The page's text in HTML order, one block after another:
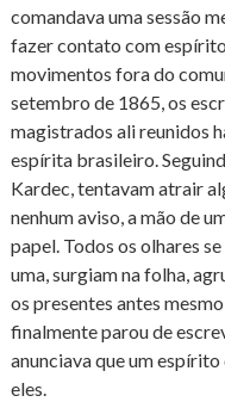
comandava uma sessão
fazer contato com
movimentos fora do
setembro de 1865, os
magistrados ali reunidos
espírita brasileiro.
Kardec, tentavam atrair
nenhum aviso, a mão de
papel. Todos os olhares
uma, surgiam na folha,
os presentes antes
finalmente parou de
anunciava que um
eles.